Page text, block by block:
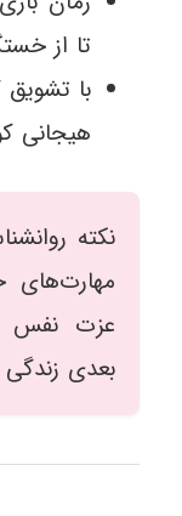
تا از
با
هیجانی
نکته
مهارت‌های
عزت نفس
بعدی